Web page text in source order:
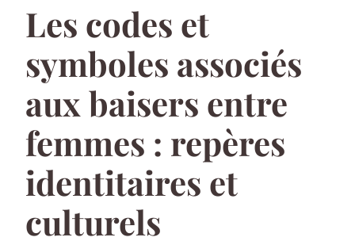
Les codes et
symboles associés
aux baisers entre
femmes : repères
identitaires et
culturels